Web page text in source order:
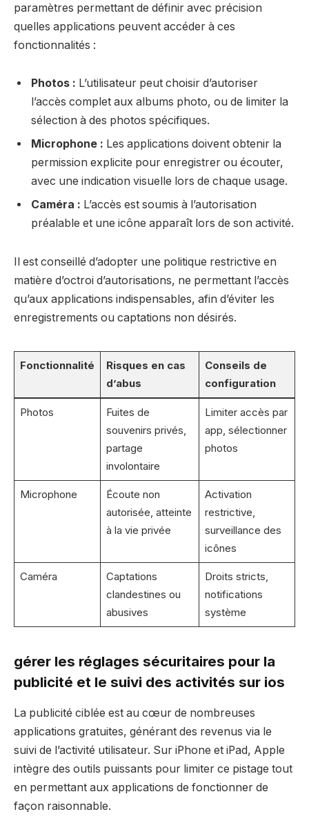
paramètres permettant de définir avec précision
quelles applications peuvent accéder à ces
fonctionnalités :
Photos : L’utilisateur peut choisir d’autoriser
l’accès complet aux albums photo, ou de limiter la
sélection à des photos spécifiques.
Microphone : Les applications doivent obtenir la
permission explicite pour enregistrer ou écouter,
avec une indication visuelle lors de chaque usage.
Caméra : L’accès est soumis à l’autorisation
préalable et une icône apparaît lors de son activité.
Il est conseillé d’adopter une politique restrictive en
matière d’octroi d’autorisations, ne permettant l’accès
qu’aux applications indispensables, afin d’éviter les
enregistrements ou captations non désirés.
Fonctionnalité
Risques en cas
d’abus
Conseils de
configuration
Photos
Fuites de
souvenirs privés,
partage
involontaire
Limiter accès par
app, sélectionner
photos
Microphone
Écoute non
autorisée, atteinte
à la vie privée
Activation
restrictive,
surveillance des
icônes
Caméra
Captations
clandestines ou
abusives
Droits stricts,
notifications
système
gérer les réglages sécuritaires pour la
publicité et le suivi des activités sur ios
La publicité ciblée est au cœur de nombreuses
applications gratuites, générant des revenus via le
suivi de l’activité utilisateur. Sur iPhone et iPad, Apple
intègre des outils puissants pour limiter ce pistage tout
en permettant aux applications de fonctionner de
façon raisonnable.